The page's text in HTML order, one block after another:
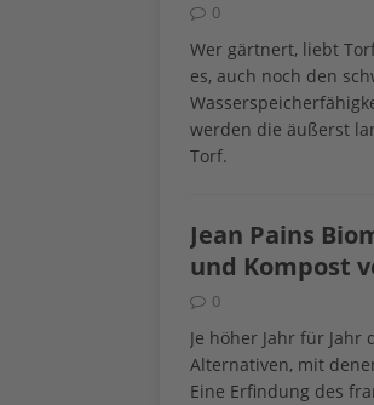
0
Wer gärtnert, liebt
es, auch noch den
werden die äußerst
Torf.
Jean Pains
und Kompost
0
Je höher Jahr für
Alternativen, mit
Eine Erfindung des